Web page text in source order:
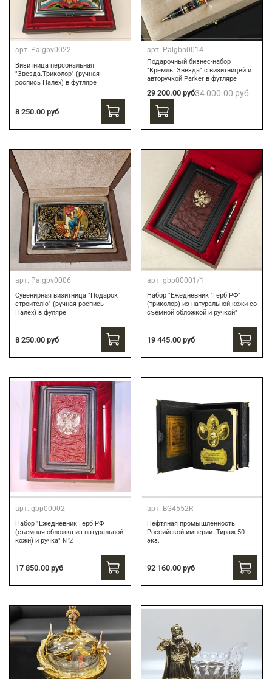
арт. Palgbv0022
Визитница персональная
"Звезда.Триколор" (ручная
роспись Палех) в футляре
8 250.00 руб
арт. Palgbn0014
Подарочный бизнес-набор
"Кремль. Звезда" с визитницей и
авторучкой Parker в футляре
29 200.00 руб34 000.00 руб
арт. Palgbv0006
Сувенирная визитница "Подарок
строителю" (ручная роспись
Палех) в фуляре
8 250.00 руб
арт. gbp00001/1
Набор "Ежедневник "Герб РФ"
(триколор) из натуральной кожи со
съемной обложкой и ручкой"
19 445.00 руб
арт. gbp00002
Набор "Ежедневник Герб РФ
(съемная обложка из натуральной
кожи) и ручка" №2
17 850.00 руб
арт. BG4552R
Нефтяная промышленность
Российской империи. Тираж 50
экз.
92 160.00 руб